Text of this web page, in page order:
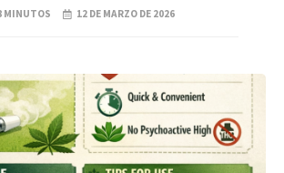
MINUTOS 12 DE MARZO DE 2026